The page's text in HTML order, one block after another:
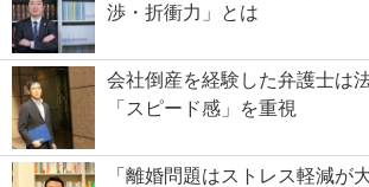
渉・折衝力」とは
会社倒産を経験した弁護士は
「スピード感」を重視
「離婚問題はストレス軽減が